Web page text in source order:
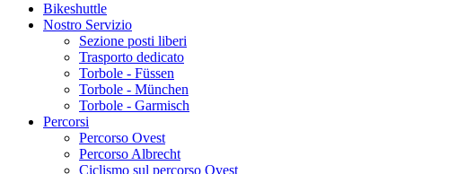
Bikeshuttle
Nostro Servizio
Sezione posti liberi
Trasporto dedicato
Torbole - Füssen
Torbole - München
Torbole - Garmisch
Percorsi
Percorso Ovest
Percorso Albrecht
Ciclismo sul percorso Ovest